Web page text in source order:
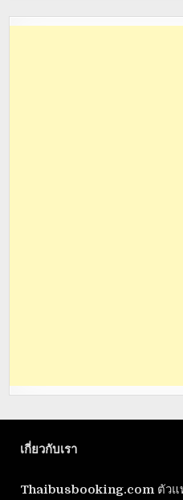
เกี่ยวกับเรา
Thaibusbooking.com ตัวแ